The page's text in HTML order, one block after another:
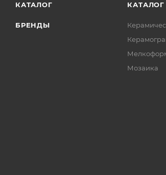
КАТАЛОГ
БРЕНДЫ
Мозаика